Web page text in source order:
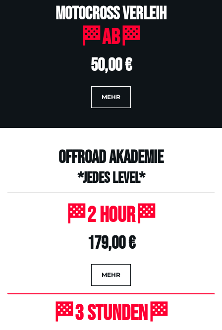
Motocross Verleih
🏁Ab🏁
50,00 €
MEHR
Offroad Akademie
*Jedes Level*
🏁2 Hour🏁
179,00 €
MEHR
🏁3 Stunden🏁